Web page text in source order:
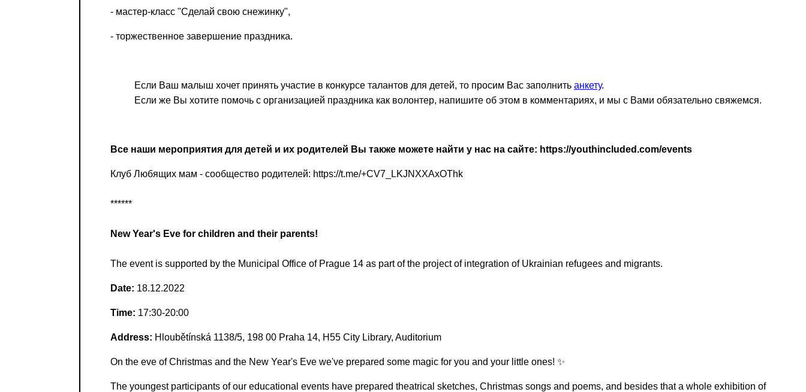
По адресу:
Или в соцсети Telegram: @Interkulturnipracepraha14
- мастер-класс "Сделай свою снежинку",
- торжественное завершение праздника.
Если Ваш малыш хочет принять участие в конкурсе талантов для детей, то просим Вас заполнить анкету.
Если же Вы хотите помочь с организацией праздника как волонтер, напишите об этом в комментариях, и мы с Вами обязательно свяжемся.
Все наши мероприятия для детей и их родителей Вы также можете найти у нас на сайте: https://youthincluded.com/events
Клуб Любящих мам - сообщество родителей: https://t.me/+CV7_LKJNXXAxOThk
******
New Year's Eve for children and their parents!
The event is supported by the Municipal Office of Prague 14 as part of the project of integration of Ukrainian refugees and migrants.
Date: 18.12.2022
Time: 17:30-20:00
Address: Hloubětínská 1138/5, 198 00 Praha 14, H55 City Library, Auditorium
On the eve of Christmas and the New Year's Eve we've prepared some magic for you and your little ones! ✨
The youngest participants of our educational events have prepared theatrical sketches, Christmas songs and poems, and besides that a whole exhibition of